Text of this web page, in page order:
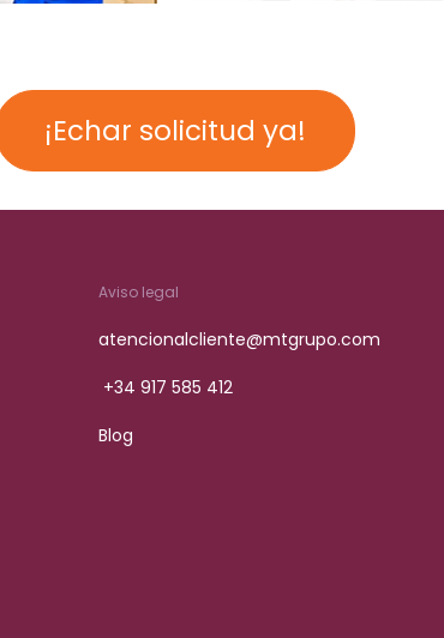
¡Echar solicitud ya!
Aviso legal
atencionalcliente@mtgrupo.com
+34 917 585 412
Blog